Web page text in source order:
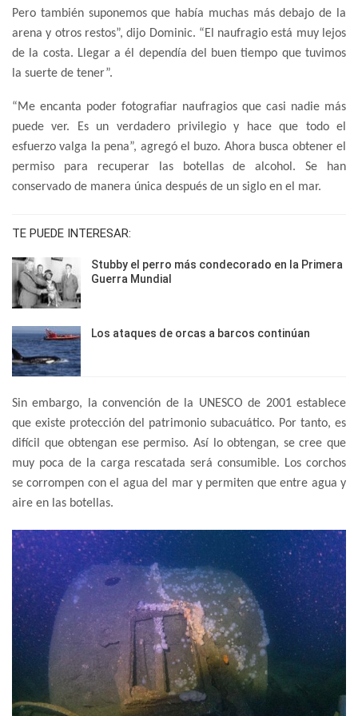
Pero también suponemos que había muchas más debajo de la
arena y otros restos”, dijo Dominic. “El naufragio está muy lejos
de la costa. Llegar a él dependía del buen tiempo que tuvimos
la suerte de tener”.
“Me encanta poder fotografiar naufragios que casi nadie más
puede ver. Es un verdadero privilegio y hace que todo el
esfuerzo valga la pena”, agregó el buzo. Ahora busca obtener el
permiso para recuperar las botellas de alcohol. Se han
conservado de manera única después de un siglo en el mar.
TE PUEDE INTERESAR:
Stubby el perro más condecorado en la Primera
Guerra Mundial
Los ataques de orcas a barcos continúan
Sin embargo, la convención de la UNESCO de 2001 establece
que existe protección del patrimonio subacuático. Por tanto, es
difícil que obtengan ese permiso. Así lo obtengan, se cree que
muy poca de la carga rescatada será consumible. Los corchos
se corrompen con el agua del mar y permiten que entre agua y
aire en las botellas.